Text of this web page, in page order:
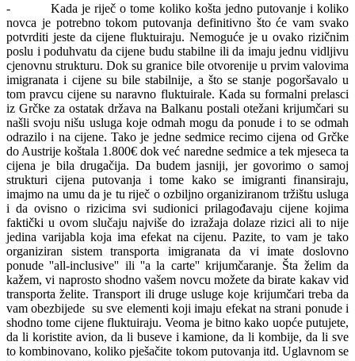
- Kada je riječ o tome koliko košta jedno putovanje i koliko
novca je potrebno tokom putovanja definitivno što će vam svako
potvrditi jeste da cijene fluktuiraju. Nemoguće je u ovako rizičnim
poslu i poduhvatu da cijene budu stabilne ili da imaju jednu vidljivu
cjenovnu strukturu. Dok su granice bile otvorenije u prvim valovima
imigranata i cijene su bile stabilnije, a što se stanje pogoršavalo u
tom pravcu cijene su naravno fluktuirale. Kada su formalni prelasci
iz Grčke za ostatak država na Balkanu postali otežani krijumčari su
našli svoju nišu usluga koje odmah mogu da ponude i to se odmah
odrazilo i na cijene. Tako je jedne sedmice recimo cijena od Grčke
do Austrije koštala 1.800€ dok već naredne sedmice a tek mjeseca ta
cijena je bila drugačija. Da budem jasniji, jer govorimo o samoj
strukturi cijena putovanja i tome kako se imigranti finansiraju,
imajmo na umu da je tu riječ o ozbiljno organiziranom tržištu usluga
i da ovisno o rizicima svi sudionici prilagođavaju cijene kojima
faktički u ovom slučaju najviše do izražaja dolaze rizici ali to nije
jedina varijabla koja ima efekat na cijenu. Pazite, to vam je tako
organiziran sistem transporta imigranata da vi imate doslovno
ponude ''all-inclusive'' ili ''a la carte'' krijumčaranje. Šta želim da
kažem, vi naprosto shodno vašem novcu možete da birate kakav vid
transporta želite. Transport ili druge usluge koje krijumčari treba da
vam obezbijede su sve elementi koji imaju efekat na strani ponude i
shodno tome cijene fluktuiraju. Veoma je bitno kako uopće putujete,
da li koristite avion, da li buseve i kamione, da li kombije, da li sve
to kombinovano, koliko pješačite tokom putovanja itd. Uglavnom se